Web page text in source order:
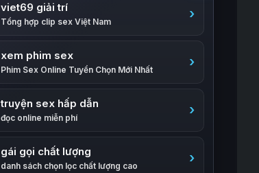
viet69 giải trí
Tổng hợp clip sex Việt Nam
xem phim sex
Phim Sex Online Tuyển Chọn Mới Nhất
truyện sex hấp dẫn
đọc online miễn phí
gái gọi chất lượng
danh sách chọn lọc chất lượng cao